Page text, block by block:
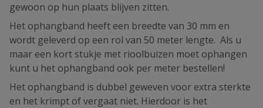
gewoon op hun plaats blijven zitten.
Het ophangband heeft een breedte van 30 mm en
wordt geleverd op een rol van 50 meter lengte. Als u
maar een kort stukje met rioolbuizen moet ophangen
kunt u het ophangband ook per meter bestellen!
Het ophangband is dubbel geweven voor extra sterkte
en het krimpt of vergaat niet. Hierdoor is het